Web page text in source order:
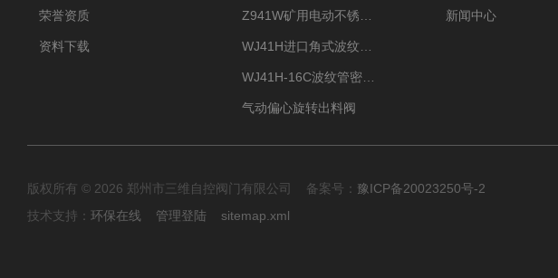
荣誉资质
资料下载
气动偏心旋转出料阀
新闻中心
版权所有 © 2026 郑州市三维自控阀门有限公司 备案号： 豫ICP备20023250号-2
技术支持： 环保在线 管理登陆 sitemap.xml